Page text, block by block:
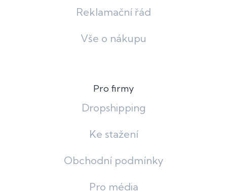
Reklamační řád
Vše o nákupu
Pro firmy
Dropshipping
Ke stažení
Obchodní podmínky
Pro média